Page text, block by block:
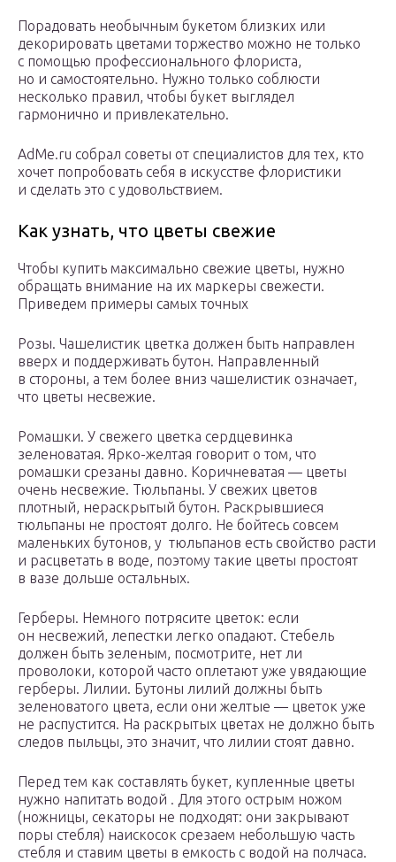
Порадовать необычным букетом близких или
декорировать цветами торжество можно не только
с помощью профессионального флориста,
но и самостоятельно. Нужно только соблюсти
несколько правил, чтобы букет выглядел
гармонично и привлекательно.
AdMe.ru собрал советы от специалистов для тех, кто
хочет попробовать себя в искусстве флористики
и сделать это с удовольствием.
Как узнать, что цветы свежие
Чтобы купить максимально свежие цветы, нужно
обращать внимание на их маркеры свежести.
Приведем примеры самых точных
Розы. Чашелистик цветка должен быть направлен
вверх и поддерживать бутон. Направленный
в стороны, а тем более вниз чашелистик означает,
что цветы несвежие.
Ромашки. У свежего цветка сердцевинка
зеленоватая. Ярко-желтая говорит о том, что
ромашки срезаны давно. Коричневатая — цветы
очень несвежие. Тюльпаны. У свежих цветов
плотный, нераскрытый бутон. Раскрывшиеся
тюльпаны не простоят долго. Не бойтесь совсем
маленьких бутонов, у тюльпанов есть свойство расти
и расцветать в воде, поэтому такие цветы простоят
в вазе дольше остальных.
Герберы. Немного потрясите цветок: если
он несвежий, лепестки легко опадают. Стебель
должен быть зеленым, посмотрите, нет ли
проволоки, которой часто оплетают уже увядающие
герберы. Лилии. Бутоны лилий должны быть
зеленоватого цвета, если они желтые — цветок уже
не распустится. На раскрытых цветах не должно быть
следов пыльцы, это значит, что лилии стоят давно.
Перед тем как составлять букет, купленные цветы
нужно напитать водой . Для этого острым ножом
(ножницы, секаторы не подходят: они закрывают
поры стебля) наискосок срезаем небольшую часть
стебля и ставим цветы в емкость с водой на полчаса.